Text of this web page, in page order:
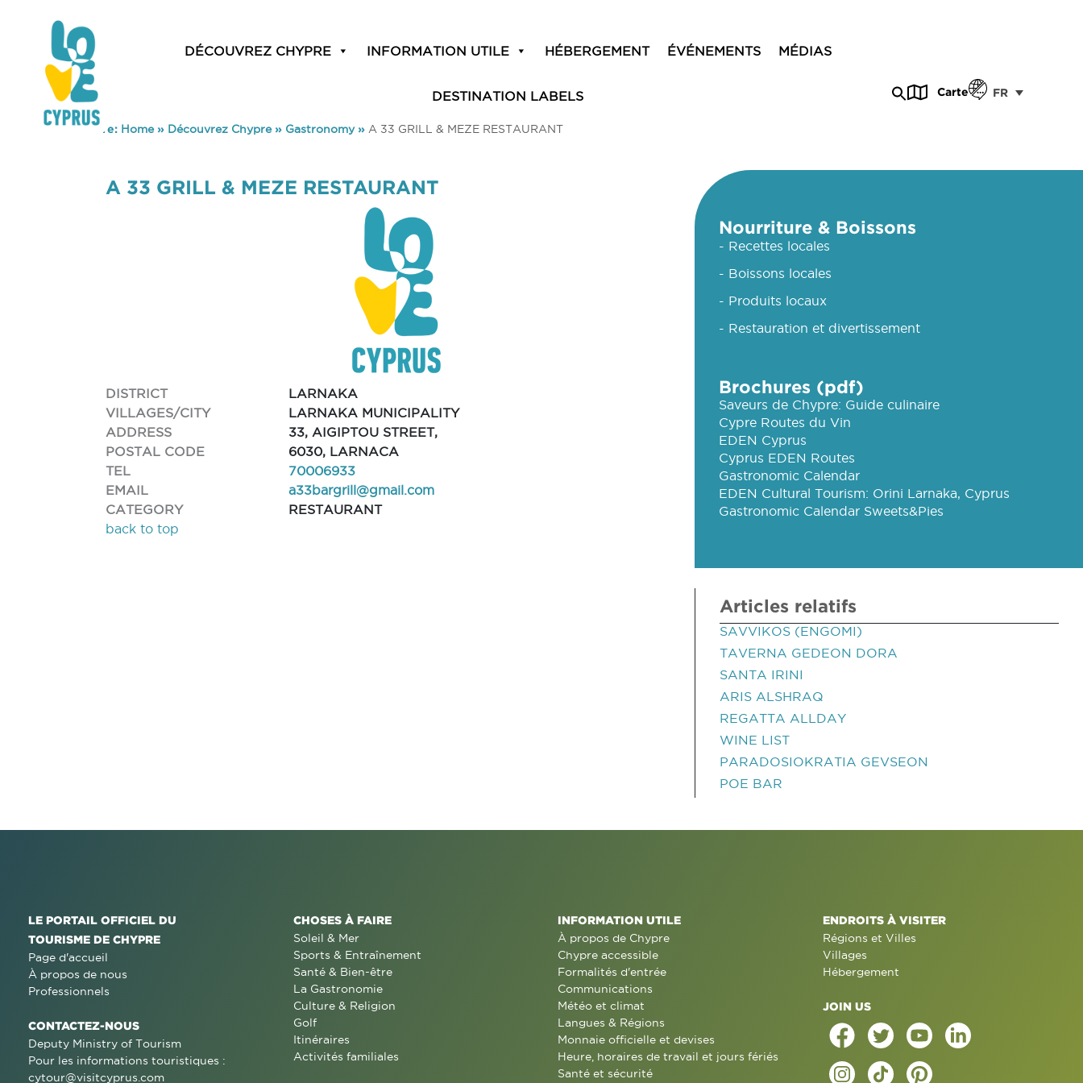
DÉCOUVREZ CHYPRE INFORMATION UTILE HÉBERGEMENT ÉVÉNEMENTS MÉDIAS
DESTINATION LABELS Carte FR
You are here: Home» Découvrez Chypre» Gastronomy» A 33 GRILL & MEZE RESTAURANT
A 33 GRILL & MEZE RESTAURANT
DISTRICT
LARNAKA
VILLAGES/CITY
LARNAKA MUNICIPALITY
ADDRESS
33, AIGIPTOU STREET,
POSTAL CODE
6030, LARNACA
TEL
70006933
EMAIL
a33bargrill@gmail.com
CATEGORY
RESTAURANT
back to top
Nourriture & Boissons
- Recettes locales
- Boissons locales
- Produits locaux
- Restauration et divertissement
Brochures (pdf)
Saveurs de Chypre: Guide culinaire
Cypre Routes du Vin
EDEN Cyprus
Cyprus EDEN Routes
Gastronomic Calendar
EDEN Cultural Tourism: Orini Larnaka, Cyprus
Gastronomic Calendar Sweets&Pies
Articles relatifs
SAVVIKOS (ENGOMI)
TAVERNA GEDEON DORA
SANTA IRINI
ARIS ALSHRAQ
REGATTA ALLDAY
WINE LIST
PARADOSIOKRATIA GEVSEON
POE BAR
LE PORTAIL OFFICIEL DU
TOURISME DE CHYPRE
Page d'accueil
À propos de nous
Professionnels
CONTACTEZ-NOUS
Deputy Ministry of Tourism
Pour les informations touristiques :
cytour@visitcyprus.com
CHOSES À FAIRE
Soleil & Mer
Sports & Entraînement
Santé & Bien-être
La Gastronomie
Culture & Religion
Golf
Itinéraires
Activités familiales
INFORMATION UTILE
À propos de Chypre
Chypre accessible
Formalités d'entrée
Communications
Météo et climat
Langues & Régions
Monnaie officielle et devises
Heure, horaires de travail et jours fériés
Santé et sécurité
ENDROITS À VISITER
Régions et Villes
Villages
Hébergement
JOIN US